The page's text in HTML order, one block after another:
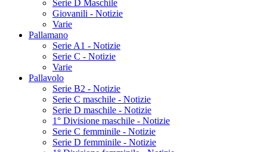
Serie D Maschile
Giovanili - Notizie
Varie
Pallamano
Serie A1 - Notizie
Serie C - Notizie
Varie
Pallavolo
Serie B2 - Notizie
Serie C maschile - Notizie
Serie D maschile - Notizie
1° Divisione maschile - Notizie
Serie C femminile - Notizie
Serie D femminile - Notizie